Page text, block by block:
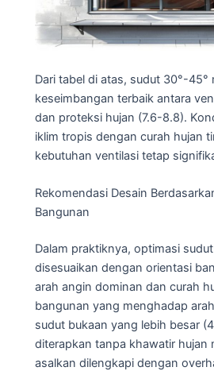
Dari tabel di atas, sudut 30°-45°
keseimbangan terbaik antara
dan proteksi hujan (7.6-8.8).
iklim tropis dengan curah hujan
kebutuhan ventilasi tetap
Rekomendasi Desain
Bangunan
Dalam praktiknya, optimasi
disesuaikan dengan orientasi
arah angin dominan dan curah
bangunan yang menghadap
sudut bukaan yang lebih besar
diterapkan tanpa khawatir hujan
asalkan dilengkapi dengan